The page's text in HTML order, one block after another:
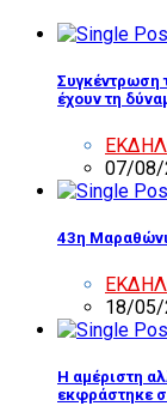
Συγκέντρωση
έχουν τη
07/08/
43η
18/05/
Η αμέριστη
εκφράστηκε